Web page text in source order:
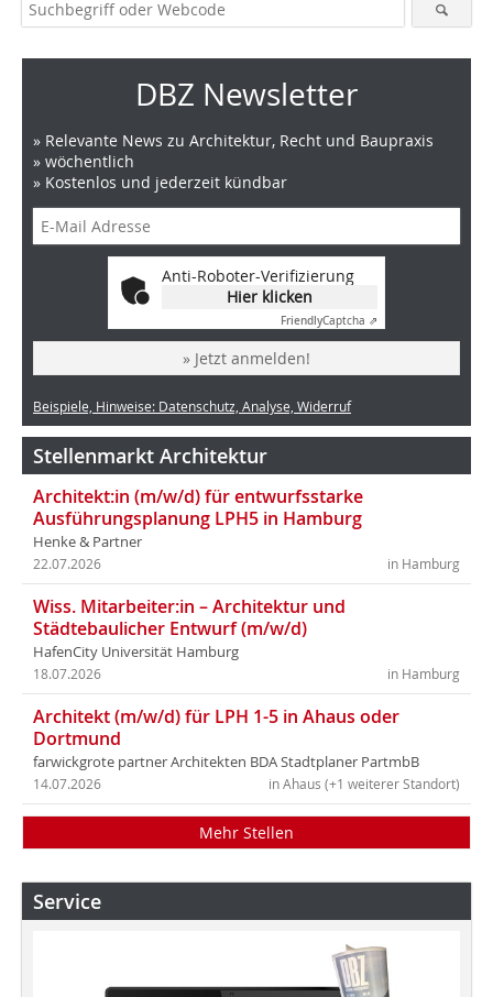
DBZ Newsletter
» Relevante News zu Architektur, Recht und Baupraxis
» wöchentlich
» Kostenlos und jederzeit kündbar
Anti-Roboter-Verifizierung
Hier klicken
FriendlyCaptcha ⇗
» Jetzt anmelden!
Beispiele, Hinweise: Datenschutz, Analyse, Widerruf
Stellenmarkt Architektur
Architekt:in (m/w/d) für entwurfsstarke
Ausführungsplanung LPH5 in Hamburg
Henke & Partner
in Hamburg
22.07.2026
Wiss. Mitarbeiter:in – Architektur und
Städtebaulicher Entwurf (m/w/d)
HafenCity Universität Hamburg
in Hamburg
18.07.2026
Architekt (m/w/d) für LPH 1-5 in Ahaus oder
Dortmund
farwickgrote partner Architekten BDA Stadtplaner PartmbB
in Ahaus (+1 weiterer Standort)
14.07.2026
Mehr Stellen
Service